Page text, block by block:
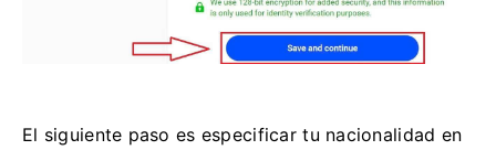
El siguiente paso es especificar tu nacionalidad en